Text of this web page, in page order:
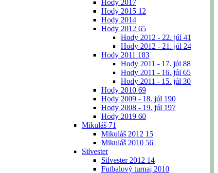
Hody 2017
Hody 2015 12
Hody 2014
Hody 2012 65
Hody 2012 - 22. júl 41
Hody 2012 - 21. júl 24
Hody 2011 183
Hody 2011 - 17. júl 88
Hody 2011 - 16. júl 65
Hody 2011 - 15. júl 30
Hody 2010 69
Hody 2009 - 18. júl 190
Hody 2008 - 19. júl 197
Hody 2019 60
Mikuláš 71
Mikuláš 2012 15
Mikuláš 2010 56
Silvester
Silvester 2012 14
Futbalový turnaj 2010